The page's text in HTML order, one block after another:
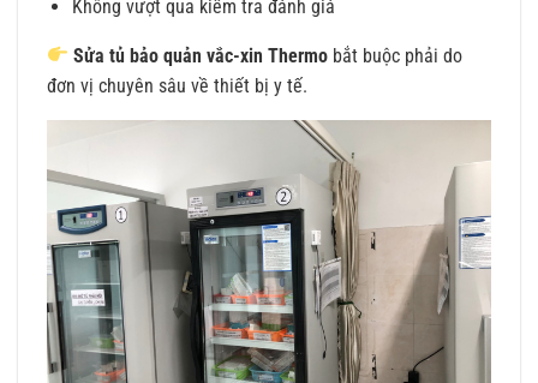
Không vượt qua kiểm tra đánh giá
Sửa tủ bảo quản vắc-xin Thermo bắt buộc phải do
đơn vị chuyên sâu về thiết bị y tế.